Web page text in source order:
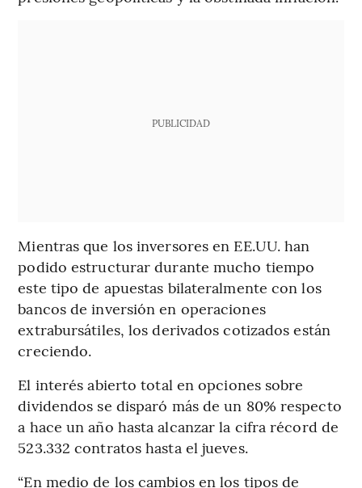
PUBLICIDAD
Mientras que los inversores en EE.UU. han
podido estructurar durante mucho tiempo
este tipo de apuestas bilateralmente con los
bancos de inversión en operaciones
extrabursátiles, los derivados cotizados están
creciendo.
El interés abierto total en opciones sobre
dividendos se disparó más de un 80% respecto
a hace un año hasta alcanzar la cifra récord de
523.332 contratos hasta el jueves.
“En medio de los cambios en los tipos de